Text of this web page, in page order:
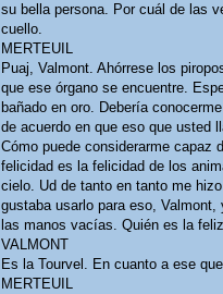
su bella persona. Por cuál de las
cuello.
MERTEUIL
Puaj, Valmont. Ahórrese los
que ese órgano se encuentre.
bañado en oro. Debería
de acuerdo en que eso que usted
Cómo puede considerarme capaz
felicidad es la felicidad de los
cielo. Ud de tanto en tanto me
gustaba usarlo para eso,
las manos vacías. Quién es la
VALMONT
Es la Tourvel. En cuanto a ese
MERTEUIL